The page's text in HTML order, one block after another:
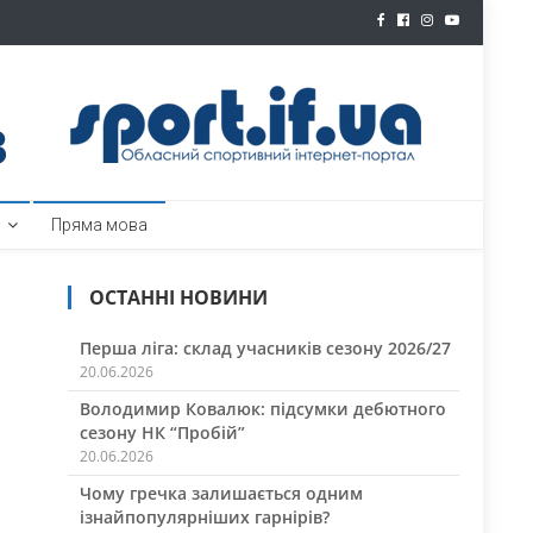
Пряма мова
ОСТАННІ НОВИНИ
Перша ліга: склад учасників сезону 2026/27
20.06.2026
Володимир Ковалюк: підсумки дебютного
сезону НК “Пробій”
20.06.2026
Чому гречка залишається одним
ізнайпопулярніших гарнірів?